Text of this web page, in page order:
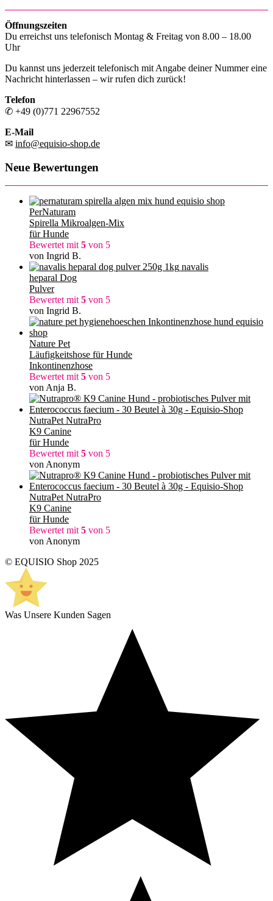
Öffnungszeiten
Du erreichst uns telefonisch Montag & Freitag von 8.00 – 18.00
Uhr
Du kannst uns jederzeit telefonisch mit Angabe deiner Nummer eine
Nachricht hinterlassen – wir rufen dich zurück!
Telefon
✆ +49 (0)771 22967552
E-Mail
✉ info@equisio-shop.de
Neue Bewertungen
PerNaturam
Spirella Mikroalgen-Mix
für Hunde
Bewertet mit 5 von 5
von Ingrid B.
navalis
heparal Dog
Pulver
Bewertet mit 5 von 5
von Ingrid B.
Nature Pet
Läufigkeitshose für Hunde
Inkontinenzhose
Bewertet mit 5 von 5
von Anja B.
NutraPet NutraPro
K9 Canine
für Hunde
Bewertet mit 5 von 5
von Anonym
NutraPet NutraPro
K9 Canine
für Hunde
Bewertet mit 5 von 5
von Anonym
© EQUISIO Shop 2025
Was Unsere Kunden Sagen